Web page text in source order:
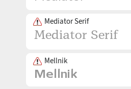
Mediator Serif
Mellnik